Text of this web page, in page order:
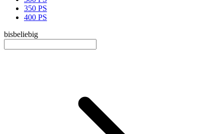
350 PS
400 PS
bisbeliebig